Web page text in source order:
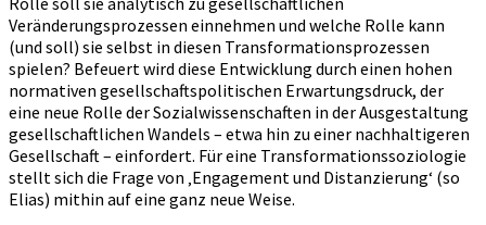
Veränderungsprozessen einnehmen und welche Rolle kann
(und soll) sie selbst in diesen Transformationsprozessen
spielen? Befeuert wird diese Entwicklung durch einen hohen
normativen gesellschaftspolitischen Erwartungsdruck, der
eine neue Rolle der Sozialwissenschaften in der Ausgestaltung
gesellschaftlichen Wandels – etwa hin zu einer nachhaltigeren
Gesellschaft – einfordert. Für eine Transformationssoziologie
stellt sich die Frage von ‚Engagement und Distanzierung‘ (so
Elias) mithin auf eine ganz neue Weise.